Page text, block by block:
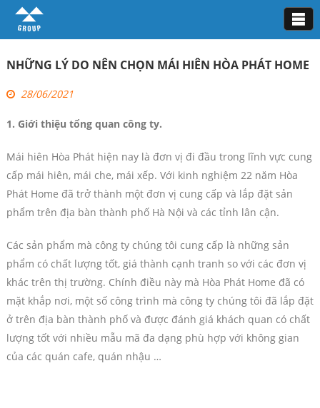
NHỮNG LÝ DO NÊN CHỌN MÁI HIÊN HÒA PHÁT HOME
28/06/2021
1. Giới thiệu tổng quan công ty.
Mái hiên Hòa Phát hiện nay là đơn vị đi đầu trong lĩnh vực cung
cấp mái hiên, mái che, mái xếp. Với kinh nghiệm 22 năm Hòa
Phát Home đã trở thành một đơn vị cung cấp và lắp đặt sản
phẩm trên địa bàn thành phố Hà Nội và các tỉnh lân cận.
Các sản phẩm mà công ty chúng tôi cung cấp là những sản
phẩm có chất lượng tốt, giá thành cạnh tranh so với các đơn vị
khác trên thị trường. Chính điều này mà Hòa Phát Home đã có
mặt khắp nơi, một số công trình mà công ty chúng tôi đã lắp đặt
ở trên địa bàn thành phố và được đánh giá khách quan có chất
lượng tốt với nhiều mẫu mã đa dạng phù hợp với không gian
của các quán cafe, quán nhậu …